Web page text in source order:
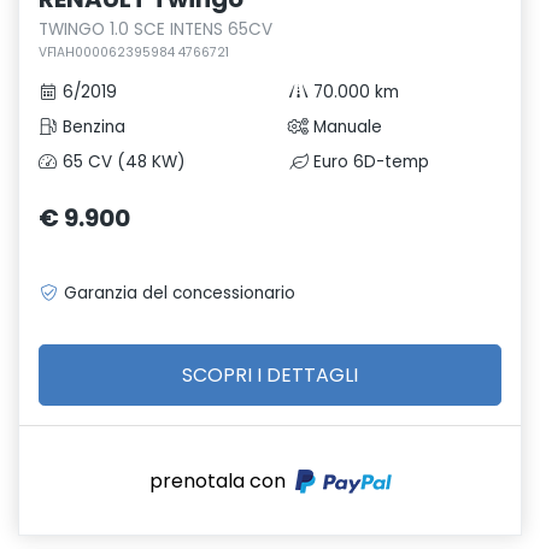
TWINGO 1.0 SCE INTENS 65CV
VF1AH000062395984 4766721
6/2019
70.000 km
Benzina
Manuale
65 CV (48 KW)
Euro 6D-temp
€ 9.900
Garanzia del concessionario
SCOPRI I DETTAGLI
prenotala con